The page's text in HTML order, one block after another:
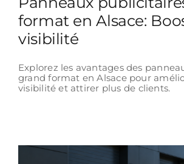
format en Alsace:
visibilité
Explorez les avantages des
grand format en Alsace pour
visibilité et attirer plus de clients.